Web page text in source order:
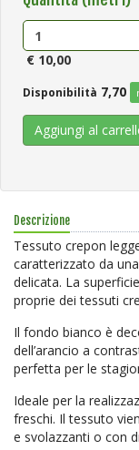
€ 10,00
Disponibilità 7,70
Aggiungi al
Descrizione
Tessuto crepon leggero e leggermente trasparente,
caratterizzato da
delicata. La
proprie dei tessuti
Il fondo bianco è decorato da un piccolo motivo paisley nei toni
dell’arancio a
perfetta per le
Ideale per la realizzazione di camicie, bluse, abiti leggeri e capi
freschi. Il tessuto
e svolazzanti o con